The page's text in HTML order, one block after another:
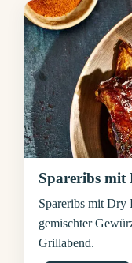
Spareribs mit
Spareribs mit Dry
gemischter
Grillabend.